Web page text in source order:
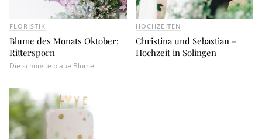
FLORISTIK
Blume des Monats Oktober:
Rittersporn
Die schönste blaue Blume
HOCHZEITEN
Christina und Sebastian –
Hochzeit in Solingen